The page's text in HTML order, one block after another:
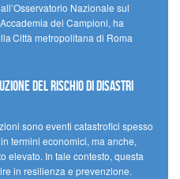
Nazionale sul
dei Campioni, ha
Città metropolitana di Roma
del rischio di disastri
sono eventi catastrofici spesso
termini economici, ma anche,
elevato. In tale contesto, questa
in resilienza e prevenzione.